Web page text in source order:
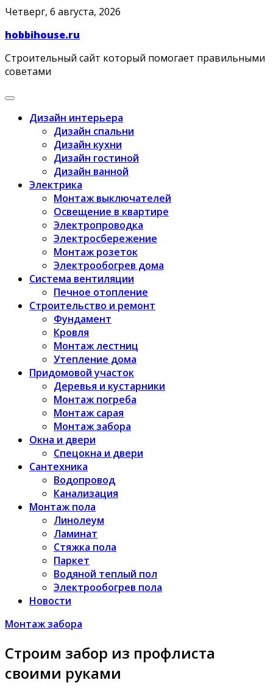
Skip
content
Четверг, 6 августа, 2026
hobbihouse.ru
Строительный сайт который помогает правильными
советами
Дизайн интерьера
Дизайн спальни
Дизайн кухни
Дизайн гостиной
Дизайн ванной
Электрика
Монтаж выключателей
Освещение в квартире
Электропроводка
Электросбережение
Монтаж розеток
Электрообогрев дома
Система вентиляции
Печное отопление
Строительство и ремонт
Фундамент
Кровля
Монтаж лестниц
Утепление дома
Придомовой участок
Деревья и кустарники
Монтаж погреба
Монтаж сарая
Монтаж забора
Окна и двери
Спецокна и двери
Сантехника
Водопровод
Канализация
Монтаж пола
Линолеум
Ламинат
Стяжка пола
Паркет
Водяной теплый пол
Электрообогрев пола
Новости
Монтаж забора
Строим забор из профлиста
своими руками